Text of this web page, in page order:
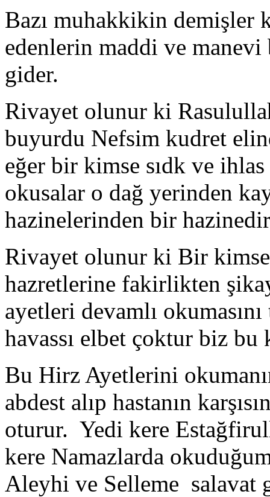
Bazı muhakkikin demişler
edenlerin maddi ve manevi
gider.
Rivayet olunur ki
buyurdu Nefsim kudret
eğer bir kimse sıdk ve
okusalar o dağ yerinden
hazinelerinden bir
Rivayet olunur ki Bir
hazretlerine fakirlikten
ayetleri devamlı
havassı elbet çoktur biz
Bu Hirz Ayetlerini
abdest alıp hastanın
oturur. Yedi kere
kere Namazlarda
Aleyhi ve Selleme salavat